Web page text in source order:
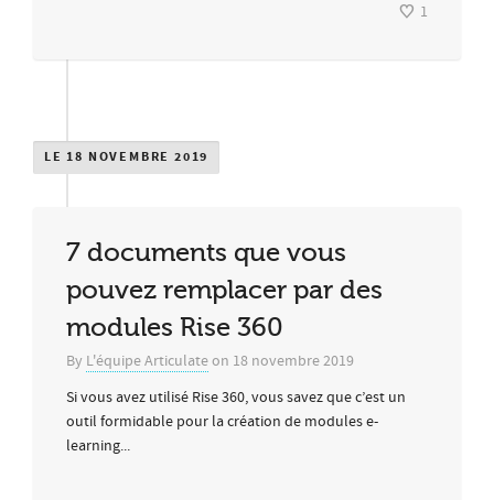
1
LE 18 NOVEMBRE 2019
7 documents que vous
pouvez remplacer par des
modules Rise 360
By L'équipe Articulateon 18 novembre 2019
Si vous avez utilisé Rise 360, vous savez que c’est un
outil formidable pour la création de modules e-
learning...